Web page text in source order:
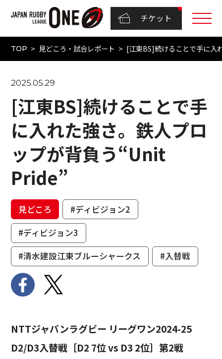
チケット
TOP 見どころ・試合レポート [江東BS]続けることで手に入
2025.05.29
[江東BS]続けることで手
に入れた強さ。鉄人プロ
ップが背負う“Unit
Pride”
見どころ
#ディビジョン2
#ディビジョン3
#清水建設江東ブルーシャークス
#入替戦
NTTジャパンラグビー リーグワン2024-25
D2/D3入替戦［D2 7位 vs D3 2位］第2戦